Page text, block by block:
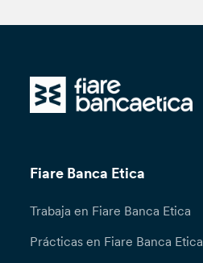
Fiare Banca Etica
Trabaja en Fiare Banca Etica
Prácticas en Fiare Banca Etica